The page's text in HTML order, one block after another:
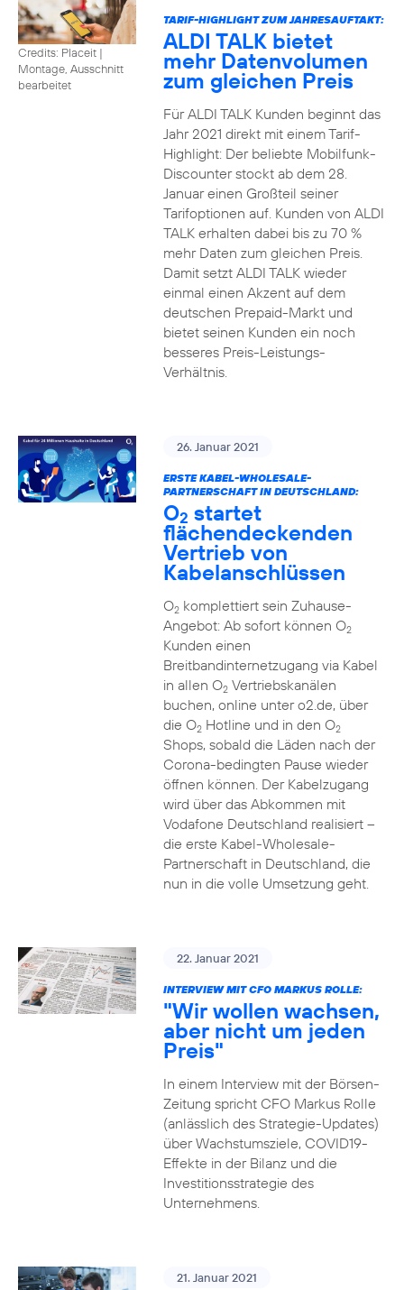
Credits: Placeit |
Montage, Ausschnitt
bearbeitet
TARIF-HIGHLIGHT ZUM JAHRESAUFTAKT:
ALDI TALK bietet
mehr Datenvolumen
zum gleichen Preis
Für ALDI TALK Kunden beginnt das
Jahr 2021 direkt mit einem Tarif-
Highlight: Der beliebte Mobilfunk-
Discounter stockt ab dem 28.
Januar einen Großteil seiner
Tarifoptionen auf. Kunden von ALDI
TALK erhalten dabei bis zu 70 %
mehr Daten zum gleichen Preis.
Damit setzt ALDI TALK wieder
einmal einen Akzent auf dem
deutschen Prepaid-Markt und
bietet seinen Kunden ein noch
besseres Preis-Leistungs-
Verhältnis.
26. Januar 2021
ERSTE KABEL-WHOLESALE-
PARTNERSCHAFT IN DEUTSCHLAND:
O2 startet
flächendeckenden
Vertrieb von
Kabelanschlüssen
O2komplettiert sein Zuhause-
Angebot: Ab sofort können O2
Kunden einen
Breitbandinternetzugang via Kabel
in allen O2Vertriebskanälen
buchen, online unter o2.de, über
die O2Hotline und in den O2
Shops, sobald die Läden nach der
Corona-bedingten Pause wieder
öffnen können. Der Kabelzugang
wird über das Abkommen mit
Vodafone Deutschland realisiert –
die erste Kabel-Wholesale-
Partnerschaft in Deutschland, die
nun in die volle Umsetzung geht.
22. Januar 2021
INTERVIEW MIT CFO MARKUS ROLLE:
"Wir wollen wachsen,
aber nicht um jeden
Preis"
In einem Interview mit der Börsen-
Zeitung spricht CFO Markus Rolle
(anlässlich des Strategie-Updates)
über Wachstumsziele, COVID19-
Effekte in der Bilanz und die
Investitionsstrategie des
Unternehmens.
21. Januar 2021